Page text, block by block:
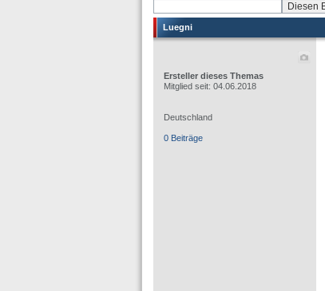
Luegni
Ersteller dieses Themas
Mitglied seit: 04.06.2018
Deutschland
0 Beiträge